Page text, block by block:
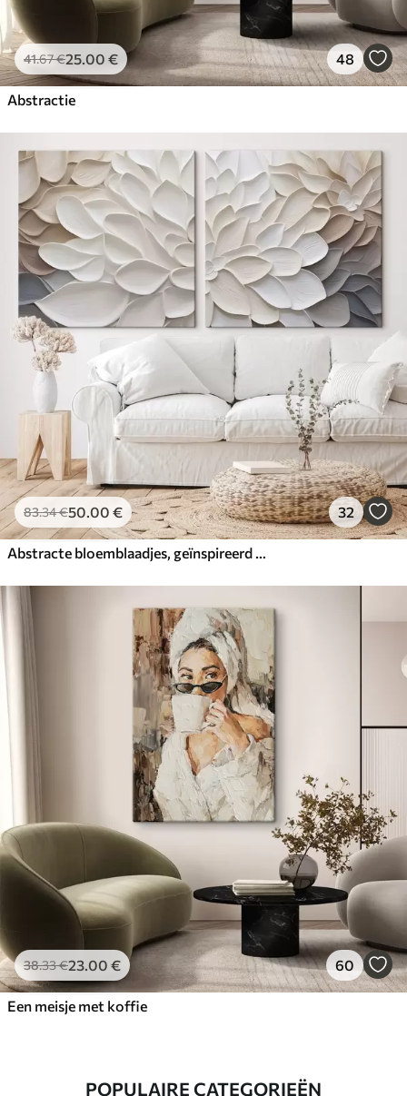
41.67€25.00 € 48
Abstractie
83.34€50.00 € 32
Abstracte bloemblaadjes, geïnspireerd op de schilderkunst
38.33€23.00 € 60
Een meisje met koffie
POPULAIRE CATEGORIEËN